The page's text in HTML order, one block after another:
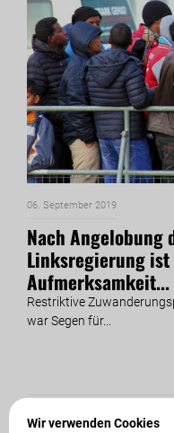
Wir verwenden Cookies
06. September 2019
Nach
Linksregierung ist
Aufmerksamkeit...
Restriktive
war Segen für...